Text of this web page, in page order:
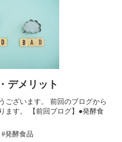
デメリット
ございます。 前回のブログから
ます。 【前回ブログ】●発酵食
発酵食品